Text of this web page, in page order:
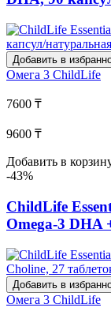
Добавить в
Омега 3 ChildLife
7600 ₸
9600 ₸
Добавить в
-43%
ChildLife
Omega-3 DHA
Добавить в
Омега 3 ChildLife